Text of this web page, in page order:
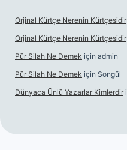
Orjinal Kürtçe Nerenin Kürtçesidir
Orjinal Kürtçe Nerenin Kürtçesidir
Pür Silah Ne Demek için admin
Pür Silah Ne Demek için Songül
Dünyaca Ünlü Yazarlar Kimlerdir